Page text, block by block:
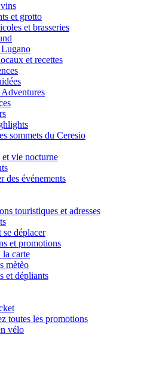
et grotto
et brasseries
et recettes
sommets du Ceresio
vie nocturne
des événements
touristiques et adresses
déplacer
et promotions
la carte
mètèo
et dépliants
toutes les promotions
vélo